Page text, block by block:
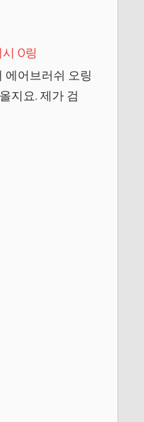
O링
어브러쉬 오링
지요. 제가 검